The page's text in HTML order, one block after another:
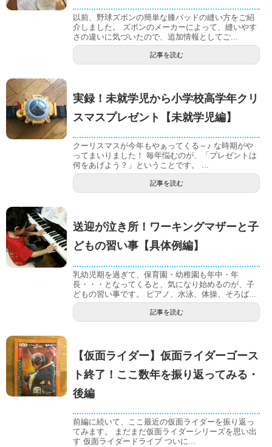
以前、野球ズボンの簡単な膝パッドの縫い方をご紹
介しました。 ズボンのメーカーによって、縫いやす
さの違いに気づいたので、追加情報としてご...
記事を読む
実録！未就学児から小学校高学年クリ
スマスプレゼント【未就学児編】
クーリスマスが今年もやぁってくる～♪ な時期がや
ってまいりました！ 毎年悩むのが、「プレゼントは
何をあげよう？」ということです。 ...
記事を読む
送迎が泣き所！ワーキングマザーと子
どもの習い事【具体例編】
乳幼児期を過ぎて、保育園・幼稚園も年中・年
長・・・となってくると、気になり始めるのが、子
どもの習い事です。 ピアノ、水泳、体操、そろば...
記事を読む
【仮面ライダー】仮面ライダーゴース
ト終了！ここ数年を振り返ってみる・
後編
前編に続いて、ここ最近の仮面ライダーを振り返っ
てみます。 まだまだ仮面ライダーシリーズを思い出
す 仮面ライダードライブ ついに...